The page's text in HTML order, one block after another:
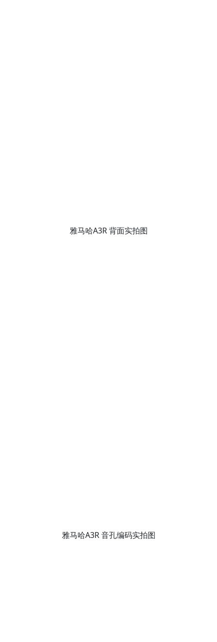
雅马哈A3R 背面实拍图
雅马哈A3R 音孔编码实拍图